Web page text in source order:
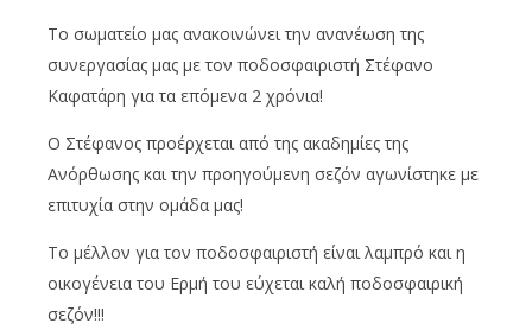
Το σωματείο μας ανακοινώνει την ανανέωση της
συνεργασίας μας με τον ποδοσφαιριστή Στέφανο
Καφατάρη για τα επόμενα 2 χρόνια!
Ο Στέφανος προέρχεται από της ακαδημίες της
Ανόρθωσης και την προηγούμενη σεζόν αγωνίστηκε με
επιτυχία στην ομάδα μας!
Το μέλλον για τον ποδοσφαιριστή είναι λαμπρό και η
οικογένεια του Ερμή του εύχεται καλή ποδοσφαιρική
σεζόν!!!